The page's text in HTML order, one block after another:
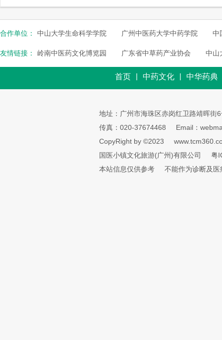
合作单位： 中山大学生命科学学院 广州中医药大学中药学院 中
友情链接： 岭南中医药文化博览园 广东省中草药产业协会 中山
首页 中药文化 中华药典
地址：广州市海珠区赤岗红卫路靖晖街
传真：020-37674468
Email：
CopyRight by ©2023
国医小镇文化旅游(广州)有限公司
粤
本站信息仅供参考
不能作为诊断及医